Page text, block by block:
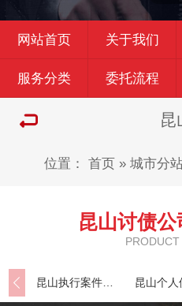
网站首页 关于我们
服务分类 委托流程
昆
位置： 首页 » 城市分
昆山讨债公
昆山执行案件处理